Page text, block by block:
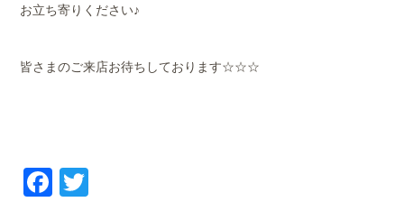
お立ち寄りください♪
皆さまのご来店お待ちしております☆☆☆
Facebook